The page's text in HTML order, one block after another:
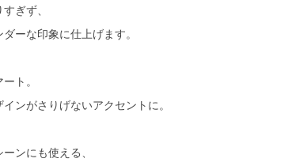
ぎず、
ーな印象に仕上げます。
ト。
ンがさりげないアクセントに。
ンにも使える、